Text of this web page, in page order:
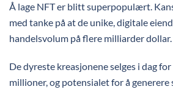
Å lage NFT er blitt superpopulært.
med tanke på at de unike, digitale
handelsvolum på flere milliarder dollar.
De dyreste kreasjonene selges i dag
millioner, og potensialet for å